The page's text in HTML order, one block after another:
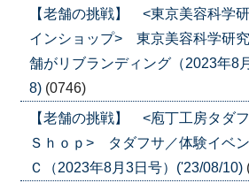
【老舗の挑戦】 <東京美容科学
インショップ> 東京美容科学研
舗がリブランディング（2023年8
8) (0746)
【老舗の挑戦】 <庖丁工房タダ
Ｓｈｏｐ> タダフサ／体験イベ
Ｃ（2023年8月3日号）('23/08/10)